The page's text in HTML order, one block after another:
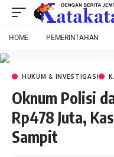
HOME PEMERINTAHAN
HUKUM & INVESTIGASI
Oknum Polisi
Rp478 Juta,
Sampit